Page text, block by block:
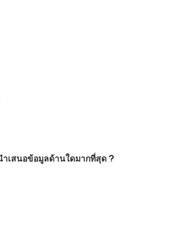
เสนอข้อมูลด้านใดมากที่สุด ?